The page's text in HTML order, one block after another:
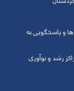
و پاسخگویی به
رشد و نوآوری